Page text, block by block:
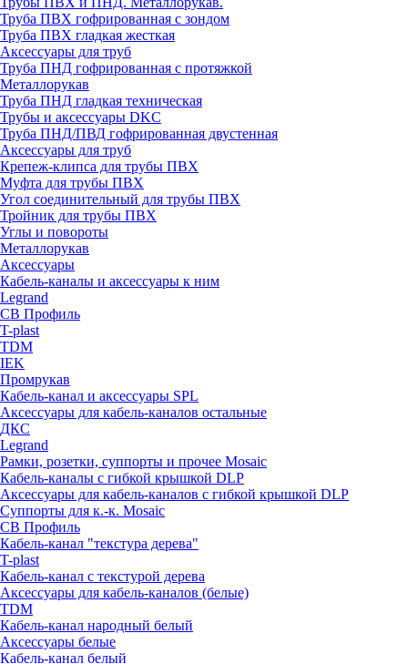
Труба ПВХ гофрированная с зондом
Труба ПВХ гладкая жесткая
Аксессуары для труб
Труба ПНД гофрированная с протяжкой
Металлорукав
Труба ПНД гладкая техническая
Трубы и аксессуары DKC
Труба ПНД/ПВД гофрированная двустенная
Аксессуары для труб
Крепеж-клипса для трубы ПВХ
Муфта для трубы ПВХ
Угол соединительный для трубы ПВХ
Тройник для трубы ПВХ
Углы и повороты
Металлорукав
Аксессуары
Кабель-каналы и аксессуары к ним
Legrand
СВ Профиль
T-plast
TDM
IEK
Промрукав
Кабель-канал и аксессуары SPL
Аксессуары для кабель-каналов остальные
ДКС
Legrand
Рамки, розетки, суппорты и прочее Mosaic
Кабель-каналы с гибкой крышкой DLP
Аксессуары для кабель-каналов с гибкой крышкой DLP
Суппорты для к.-к. Mosaic
СВ Профиль
Кабель-канал "текстура дерева"
T-plast
Кабель-канал с текстурой дерева
Аксессуары для кабель-каналов (белые)
TDM
Кабель-канал народный белый
Аксессуары белые
Кабель-канал белый